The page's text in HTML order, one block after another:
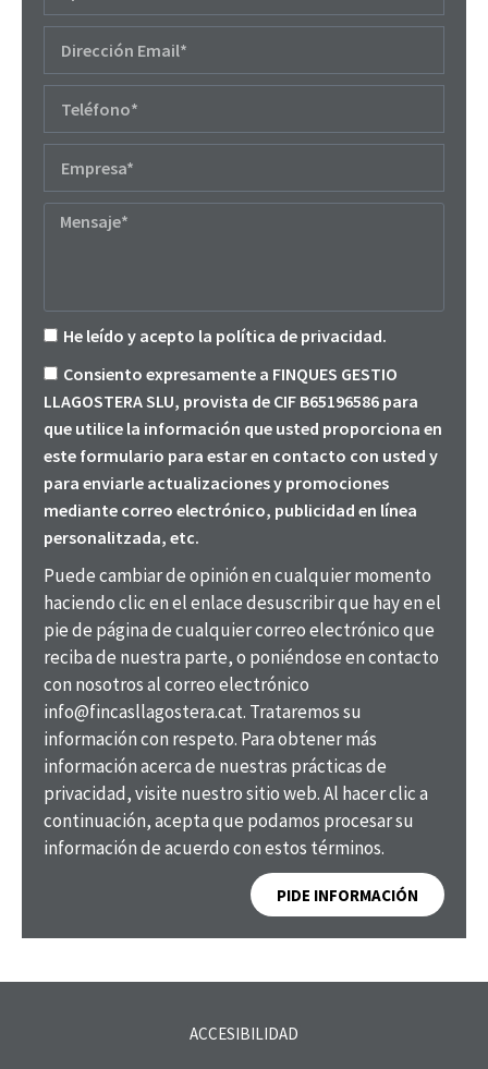
He leído y acepto la política de privacidad.
Consiento expresamente a FINQUES GESTIO
LLAGOSTERA SLU, provista de CIF B65196586 para
que utilice la información que usted proporciona en
este formulario para estar en contacto con usted y
para enviarle actualizaciones y promociones
mediante correo electrónico, publicidad en línea
personalitzada, etc.
Puede cambiar de opinión en cualquier momento
haciendo clic en el enlace desuscribir que hay en el
pie de página de cualquier correo electrónico que
reciba de nuestra parte, o poniéndose en contacto
con nosotros al correo electrónico
info@fincasllagostera.cat. Trataremos su
información con respeto. Para obtener más
información acerca de nuestras prácticas de
privacidad, visite nuestro sitio web. Al hacer clic a
continuación, acepta que podamos procesar su
información de acuerdo con estos términos.
PIDE INFORMACIÓN
ACCESIBILIDAD